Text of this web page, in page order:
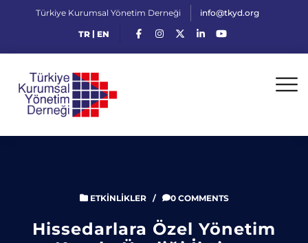
Türkiye Kurumsal Yönetim Derneği info@tkyd.org
TR| EN
ETKINLIKLER/ 0 COMMENTS
Hissedarlara Özel Yönetim